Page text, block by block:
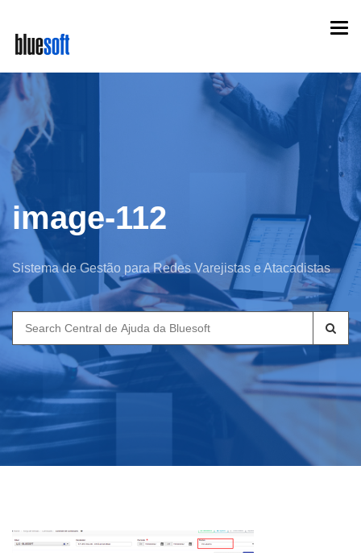
main
content
image-112
Sistema de Gestão para Redes Varejistas e Atacadistas
Search
for: